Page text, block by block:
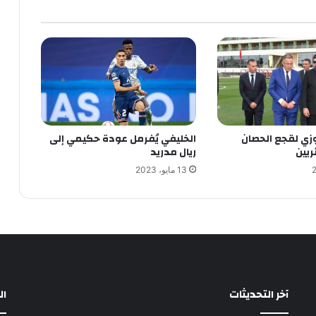
لقجع الحصان الخليفي يُفرمل عودة حكيمي إلى
ريال مدريد
13 مايو، 2023
آخر التحديثات